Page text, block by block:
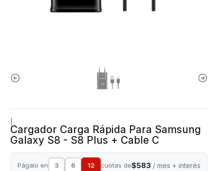
Cargador Carga Rápida Para Samsung
Galaxy S8 - S8 Plus + Cable C
Págalo en 3 6 12 cuotas de$583 / mes + interés